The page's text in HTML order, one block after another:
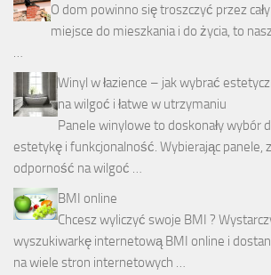
O dom powinno się troszczyć przez
miejsce do mieszkania i do życia, to
…
Winyl w łazience – jak wybrać
na wilgoć i łatwe w utrzymaniu
Panele winylowe to doskonały wybór
estetykę i funkcjonalność. Wybierając panele,
odporność na wilgoć …
BMI online
Chcesz wyliczyć swoje BMI ?
wyszukiwarkę internetową BMI online i
na wiele stron internetowych …